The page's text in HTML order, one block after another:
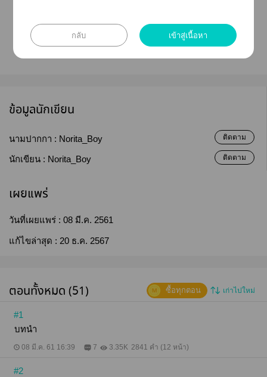
ไว้ะาบ่อยๆ "
ข้อมูลนักเขียน
นามปากกา : Norita_Boy ติดตาม
นักเขียน : Norita_Boy ติดตาม
เผยแพร่
วันที่เผยแพร่ : 08 มี.ค. 2561
แก้ไขล่าสุด : 20 ธ.ค. 2567
ตอนทั้งหมด (51) เก่าไปใหม่
ซื้อทุกตอน
#1
บทนำ
08 มี.ค. 61 16:39 7 3.35K 2841 คำ (12 หน้า)
#2
กลับ เข้าสู่เนื้อหา